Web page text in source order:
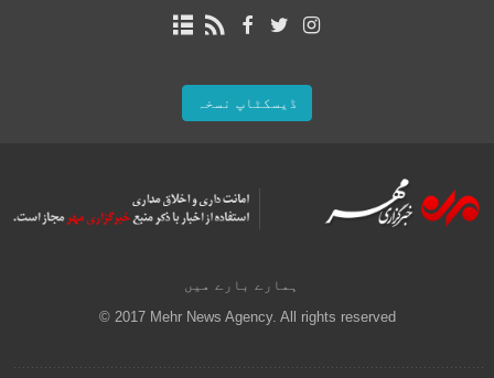
ڈیسکٹاپ نسخہ
ہمارے بارے میں
© 2017 Mehr News Agency. All rights reserved